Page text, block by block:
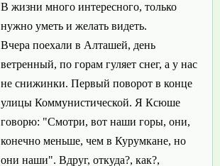
В жизни много интересного, только
нужно уметь и желать видеть.
Вчера поехали в Алташей, день
ветренный, по горам гуляет снег, а у нас
не снижинки. Первый поворот в конце
улицы Коммунистической. Я Ксюше
говорю: "Смотри, вот наши горы, они,
конечно меньше, чем в Курумкане, но
они наши". Вдруг, откуда?, как?,